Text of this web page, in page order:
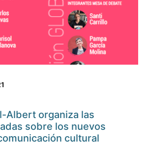
Albert organiza las
sobre los nuevos
cultural